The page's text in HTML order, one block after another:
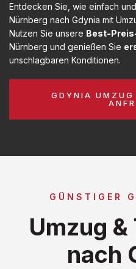
Entdecken Sie, wie einfach
Nürnberg nach Gdynia mit
Nutzen Sie unsere Best-
Nürnberg und genießen Sie
unschlagbaren Konditionen.
GDYNIA UMZUG
GÜNSTIGER
Umzug
nach